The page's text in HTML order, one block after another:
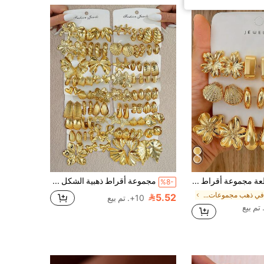
6-18 قطعة مجموعة أقراط ذهبية للنساء، موضة حفلات، سفر وعطلات، هدية خطوبة، مناسبة لمناسبات متنوعة، (مصنوعة من مادة CCB المركبة منخفضة الحساسية وغير قابلة للتلاشي)، هدية لها
في ذهب مجموعات أقراط نسائية
%8- مجموعة أقراط ذهبية الشكل على شكل زهرة مبالغ بها، نجمة البحر، صدفة، قلب، نجمة، فيونكة، مناسبة للنساء في الصيف، الشاطئ، المواعدة، هدية للصديقة، الزوجة، الصديقة، للارتداء اليومي المتنوع، 2-34 قطعة/مجموعة
5.52 10+. تم بيع